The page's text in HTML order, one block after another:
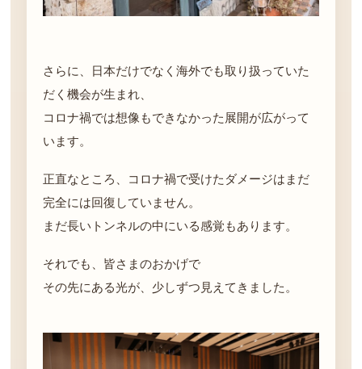
さらに、日本だけでなく海外でも取り扱っていた
だく機会が生まれ、
コロナ禍では想像もできなかった展開が広がって
います。
正直なところ、コロナ禍で受けたダメージはまだ
完全には回復していません。
まだ長いトンネルの中にいる感覚もあります。
それでも、皆さまのおかげで
その先にある光が、少しずつ見えてきました。